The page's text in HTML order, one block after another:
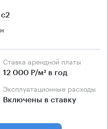
Ставка арендной платы
12 000 Р/м² в год
Эксплуатационные расходы
Включены в ставку